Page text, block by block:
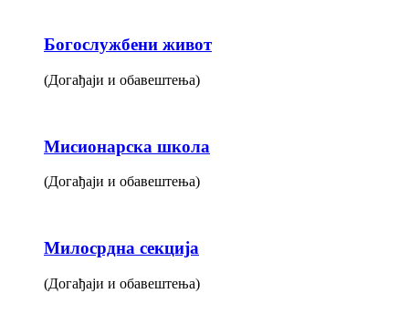
Богослужбени живот
(Догађаји и обавештења)
Мисионарска школа
(Догађаји и обавештења)
Милосрдна секција
(Догађаји и обавештења)